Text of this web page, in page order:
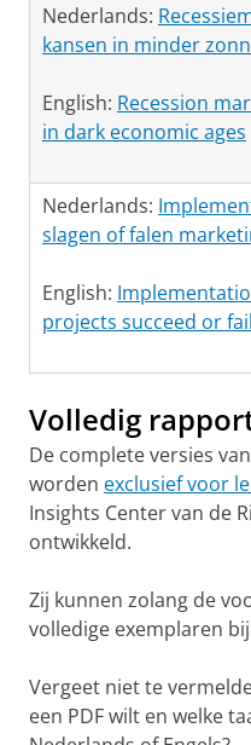
Nederlands:
kansen in minder
English: Recession
in dark economic ages
Nederlands:
slagen of falen
English:
projects succeed or
Volledig
De complete versies
worden exclusief voor
Insights Center van de
ontwikkeld.
Zij kunnen zolang de
volledige exemplaren
Vergeet niet te
een PDF wilt en welke